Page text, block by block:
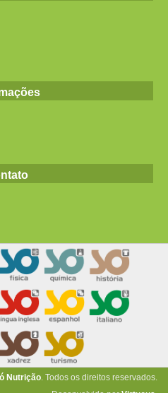
Nutrição. Todos os direitos reservados.